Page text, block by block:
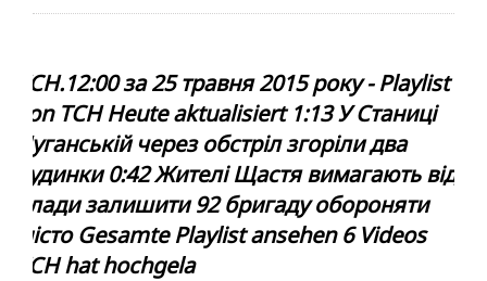
ТСН.12:00 за 25 травня 2015 року - Playlist
von ТСН Heute aktualisiert 1:13 У Станиці
Луганській через обстріл згоріли два
будинки 0:42 Жителі Щастя вимагають від
влади залишити 92 бригаду обороняти
місто Gesamte Playlist ansehen 6 Videos
ТСН hat hochgela